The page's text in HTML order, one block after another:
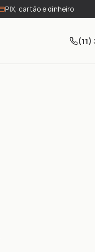
PIX, cartão e dinheiro
(11)